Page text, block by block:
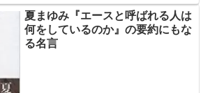
夏まゆみ『エースと呼ばれる人は
何をしているのか』の要約にもな
る名言